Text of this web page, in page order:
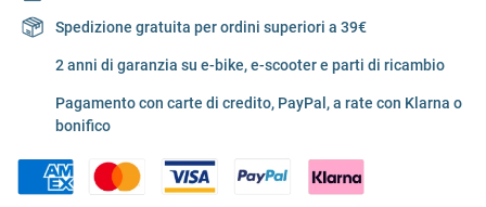
Spedizione gratuita per ordini superiori a 39€
2 anni di garanzia su e-bike, e-scooter e parti di ricambio
Pagamento con carte di credito, PayPal, a rate con Klarna o
bonifico